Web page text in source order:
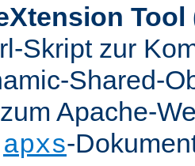
Tool
Skript zur
Shared-
Apache-
apxs-